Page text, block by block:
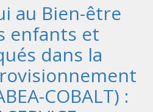
au Bien-être
enfants et
dans la
COBALT) :